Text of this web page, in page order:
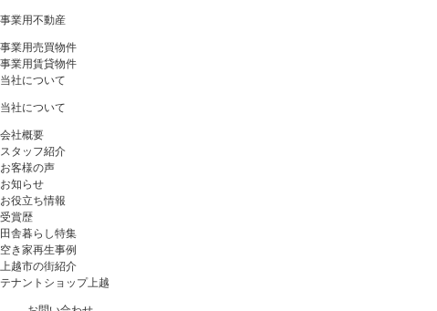
事業用不動産
事業用売買物件
事業用賃貸物件
当社について
当社について
会社概要
スタッフ紹介
お客様の声
お知らせ
お役立ち情報
受賞歴
田舎暮らし特集
空き家再生事例
上越市の街紹介
テナントショップ上越